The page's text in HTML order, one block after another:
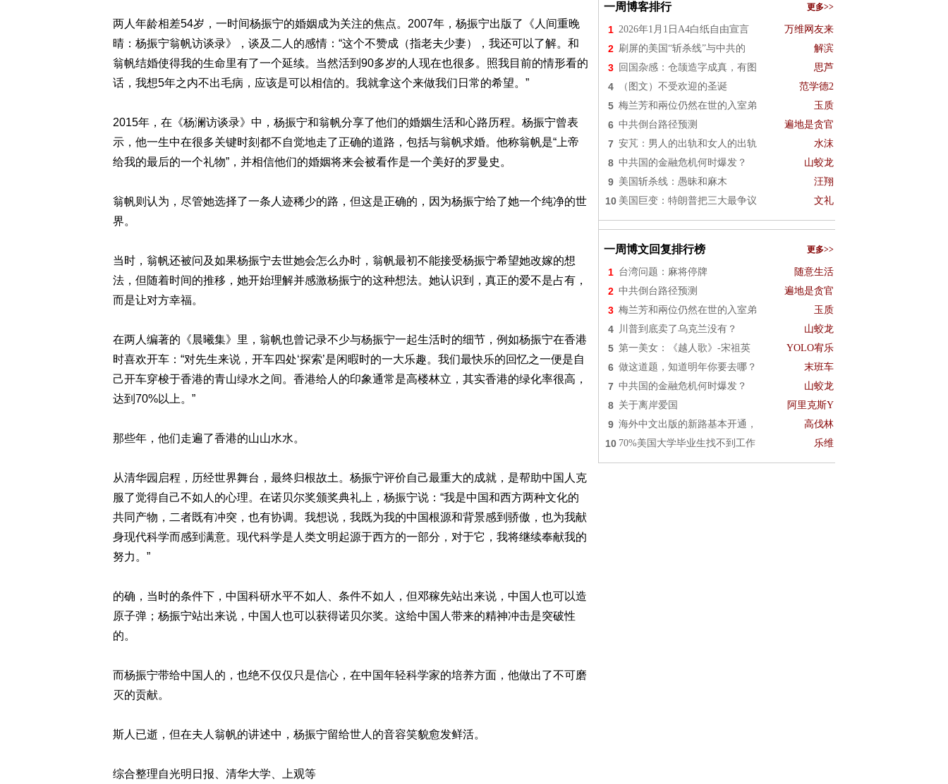
两人年龄相差54岁，一时间杨振宁的婚姻成为关注的焦点。2007年，杨振宁出版了《人间重晚
晴：杨振宁翁帆访谈录》，谈及二人的感情：“这个不赞成（指老夫少妻），我还可以了解。和
翁帆结婚使得我的生命里有了一个延续。当然活到90多岁的人现在也很多。照我目前的情形看的
话，我想5年之内不出毛病，应该是可以相信的。我就拿这个来做我们日常的希望。”
2015年，在《杨澜访谈录》中，杨振宁和翁帆分享了他们的婚姻生活和心路历程。杨振宁曾表
示，他一生中在很多关键时刻都不自觉地走了正确的道路，包括与翁帆求婚。他称翁帆是“上帝
给我的最后的一个礼物”，并相信他们的婚姻将来会被看作是一个美好的罗曼史。
翁帆则认为，尽管她选择了一条人迹稀少的路，但这是正确的，因为杨振宁给了她一个纯净的世
界。
当时，翁帆还被问及如果杨振宁去世她会怎么办时，翁帆最初不能接受杨振宁希望她改嫁的想
法，但随着时间的推移，她开始理解并感激杨振宁的这种想法。她认识到，真正的爱不是占有，
而是让对方幸福。
在两人编著的《晨曦集》里，翁帆也曾记录不少与杨振宁一起生活时的细节，例如杨振宁在香港
时喜欢开车：“对先生来说，开车四处‘探索’是闲暇时的一大乐趣。我们最快乐的回忆之一便是自
己开车穿梭于香港的青山绿水之间。香港给人的印象通常是高楼林立，其实香港的绿化率很高，
达到70%以上。”
那些年，他们走遍了香港的山山水水。
从清华园启程，历经世界舞台，最终归根故土。杨振宁评价自己最重大的成就，是帮助中国人克
服了觉得自己不如人的心理。在诺贝尔奖颁奖典礼上，杨振宁说：“我是中国和西方两种文化的
共同产物，二者既有冲突，也有协调。我想说，我既为我的中国根源和背景感到骄傲，也为我献
身现代科学而感到满意。现代科学是人类文明起源于西方的一部分，对于它，我将继续奉献我的
努力。”
的确，当时的条件下，中国科研水平不如人、条件不如人，但邓稼先站出来说，中国人也可以造
原子弹；杨振宁站出来说，中国人也可以获得诺贝尔奖。这给中国人带来的精神冲击是突破性
的。
而杨振宁带给中国人的，也绝不仅仅只是信心，在中国年轻科学家的培养方面，他做出了不可磨
灭的贡献。
斯人已逝，但在夫人翁帆的讲述中，杨振宁留给世人的音容笑貌愈发鲜活。
综合整理自光明日报、清华大学、上观等
一周博客排行 更多>>
1 2026年1月1日A4白纸自由宣言 万维网友来
2 刷屏的美国“斩杀线”与中共的 解滨
3 回国杂感：仓颉造字成真，有图 思芦
4 （图文）不受欢迎的圣诞 范学德2
5 梅兰芳和兩位仍然在世的入室弟 玉质
6 中共倒台路径预测 遍地是贪官
7 安芃：男人的出轨和女人的出轨 水沫
8 中共国的金融危机何时爆发？ 山蛟龙
9 美国斩杀线：愚昧和麻木 汪翔
10 美国巨变：特朗普把三大最争议 文礼
一周博文回复排行榜 更多>>
1 台湾问题：麻将停牌 随意生活
2 中共倒台路径预测 遍地是贪官
3 梅兰芳和兩位仍然在世的入室弟 玉质
4 川普到底卖了乌克兰没有？ 山蛟龙
5 第一美女：《越人歌》-宋祖英 YOLO宥乐
6 做这道题，知道明年你要去哪？ 末班车
7 中共国的金融危机何时爆发？ 山蛟龙
8 关于离岸爱国 阿里克斯Y
9 海外中文出版的新路基本开通， 高伐林
10 70%美国大学毕业生找不到工作 乐维